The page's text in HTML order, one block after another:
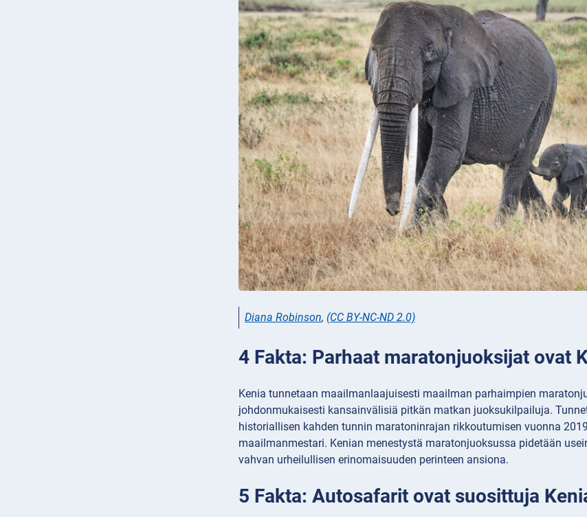
Diana Robinson, (CC BY-NC-ND 2.0)
4 Fakta: Parhaat maratonjuoksijat ovat
Kenia tunnetaan maailmanlaajuisesti maailman parhaimpien
johdonmukaisesti kansainvälisiä pitkän matkan juoksukilpailuja.
historiallisen kahden tunnin maratoninrajan rikkoutumisen vuonna
maailmanmestari. Kenian menestystä maratonjuoksussa pidetään
vahvan urheilullisen erinomaisuuden perinteen ansiona.
5 Fakta: Autosafarit ovat suosittuja